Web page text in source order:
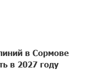
в Сормове
в 2027 году